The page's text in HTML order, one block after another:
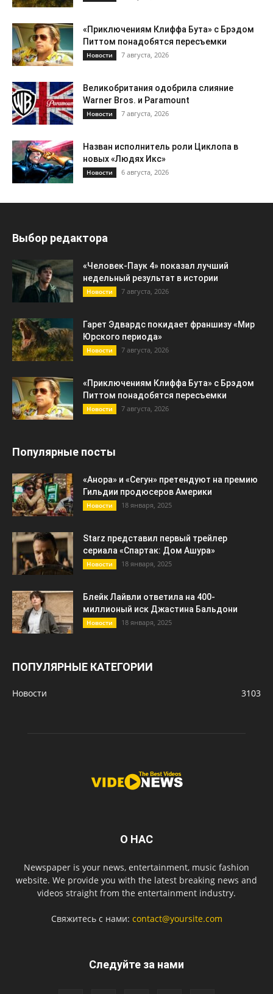
«Приключениям Клиффа Бута» с Брэдом
Питтом понадобятся пересъемки
Новости 7 августа, 2026
Великобритания одобрила слияние
Warner Bros. и Paramount
Новости 7 августа, 2026
Назван исполнитель роли Циклопа в
новых «Людях Икс»
Новости 6 августа, 2026
Выбор редактора
«Человек-Паук 4» показал лучший
недельный результат в истории
Новости 7 августа, 2026
Гарет Эдвардс покидает франшизу «Мир
Юрского периода»
Новости 7 августа, 2026
«Приключениям Клиффа Бута» с Брэдом
Питтом понадобятся пересъемки
Новости 7 августа, 2026
Популярные посты
«Анора» и «Сегун» претендуют на премию
Гильдии продюсеров Америки
Новости 18 января, 2025
Starz представил первый трейлер
сериала «Спартак: Дом Ашура»
Новости 18 января, 2025
Блейк Лайвли ответила на 400-
миллионый иск Джастина Бальдони
Новости 18 января, 2025
ПОПУЛЯРНЫЕ КАТЕГОРИИ
Новости 3103
О НАС
Newspaper is your news, entertainment, music fashion
website. We provide you with the latest breaking news and
videos straight from the entertainment industry.
Свяжитесь с нами: contact@yoursite.com
Следуйте за нами